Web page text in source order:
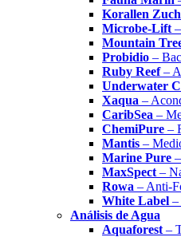
Korallen
Microbe-Lift
Mountain
Probidio –
Ruby Reef–
Underwater
Xaqua –
CaribSea –
ChemiPure –
Mantis –
Marine Pure
MaxSpect –
Rowa – Anti-
White Label –
Análisis de Agua
Aquaforest –